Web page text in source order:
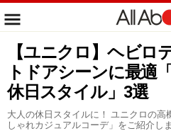
【ユニクロ】ヘビロ
トドアシーンに最適
休日スタイル」3選
大人の休日スタイルに！ ユニクロの
しゃれカジュアルコーデ」をご紹介しま